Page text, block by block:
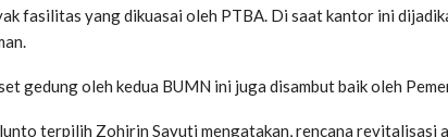
fasilitas yang dikuasai oleh PTBA. Di saat kantor ini
gedung oleh kedua BUMN ini juga disambut baik oleh
terpilih Zohirin Sayuti mengatakan, rencana revitalisasi